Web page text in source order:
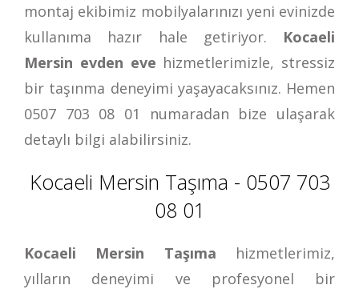
montaj ekibimiz mobilyalarınızı yeni evinizde
kullanıma hazır hale getiriyor. Kocaeli
Mersin evden eve hizmetlerimizle, stressiz
bir taşınma deneyimi yaşayacaksınız. Hemen
0507 703 08 01
numaradan bize ulaşarak
detaylı bilgi alabilirsiniz.
Kocaeli Mersin Taşıma - 0507 703
08 01
Kocaeli Mersin Taşıma hizmetlerimiz,
yılların deneyimi ve profesyonel bir